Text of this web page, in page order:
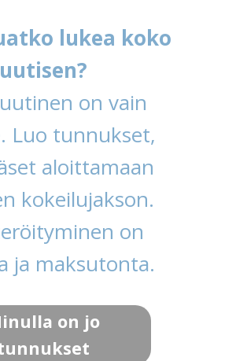
lukea koko
uutisen?
on vain
Luo tunnukset,
aloittamaan
kokeilujakson.
on
ja maksutonta.
on jo